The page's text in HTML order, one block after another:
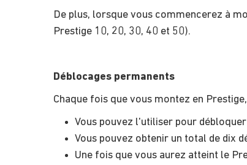
De plus, lorsque vous commencerez à
Prestige 10, 20, 30, 40 et 50).
Déblocages permanents
Chaque fois que vous montez en
Vous pouvez l'utiliser pour
Vous pouvez obtenir un total de dix
Une fois que vous aurez atteint le